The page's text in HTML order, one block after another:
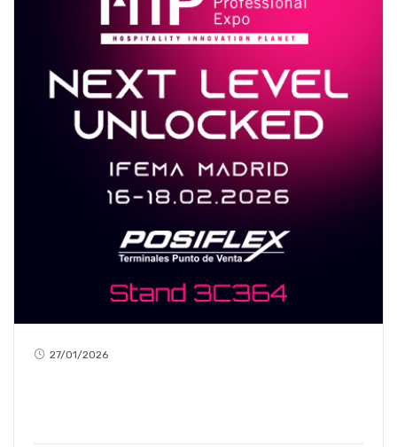
27/01/2026